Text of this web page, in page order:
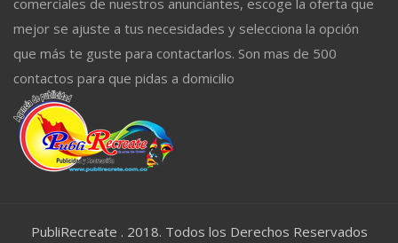
mejor se ajuste a tus necesidades y selecciona la opción
que más te guste para contactarlos. Son mas de 500
contactos para que pidas a domicilio
PubliRecreate . 2018. Todos los Derechos Reservados